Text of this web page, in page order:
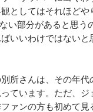
としてはそれほど
い部分があると思
いいわけではない
さんは、その年代
ています。ただ、
ァンの方も初めて